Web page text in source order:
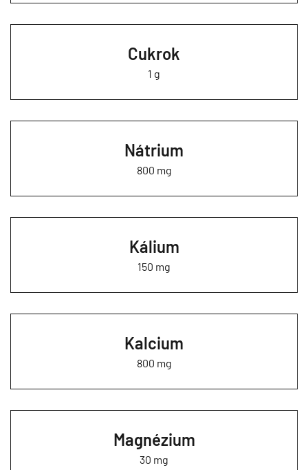
Cukrok
1 g
Nátrium
800 mg
Kálium
150 mg
Kalcium
800 mg
Magnézium
30 mg